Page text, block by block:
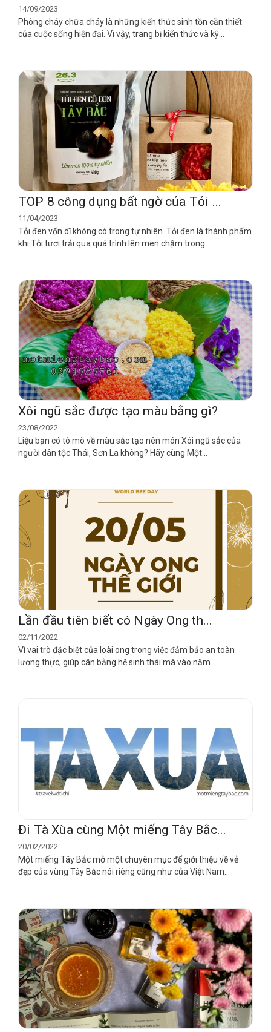
14/09/2023
Phòng cháy chữa cháy là những kiến thức sinh tồn cần thiết
của cuộc sống hiện đại. Vì vậy, trang bị kiến thức và kỹ...
TOP 8 công dụng bất ngờ của Tỏi ...
11/04/2023
Tỏi đen vốn dĩ không có trong tự nhiên. Tỏi đen là thành phẩm
khi Tỏi tươi trải qua quá trình lên men chậm trong...
Xôi ngũ sắc được tạo màu bằng gì?
23/08/2022
Liệu bạn có tò mò về màu sắc tạo nên món Xôi ngũ sắc của
người dân tộc Thái, Sơn La không? Hãy cùng Một...
Lần đầu tiên biết có Ngày Ong th...
02/11/2022
Vì vai trò đặc biệt của loài ong trong việc đảm bảo an toàn
lương thực, giúp cân bằng hệ sinh thái mà vào năm...
Đi Tà Xùa cùng Một miếng Tây Bắc...
20/02/2022
Một miếng Tây Bắc mở một chuyên mục để giới thiệu về vẻ
đẹp của vùng Tây Bắc nói riêng cũng như của Việt Nam...